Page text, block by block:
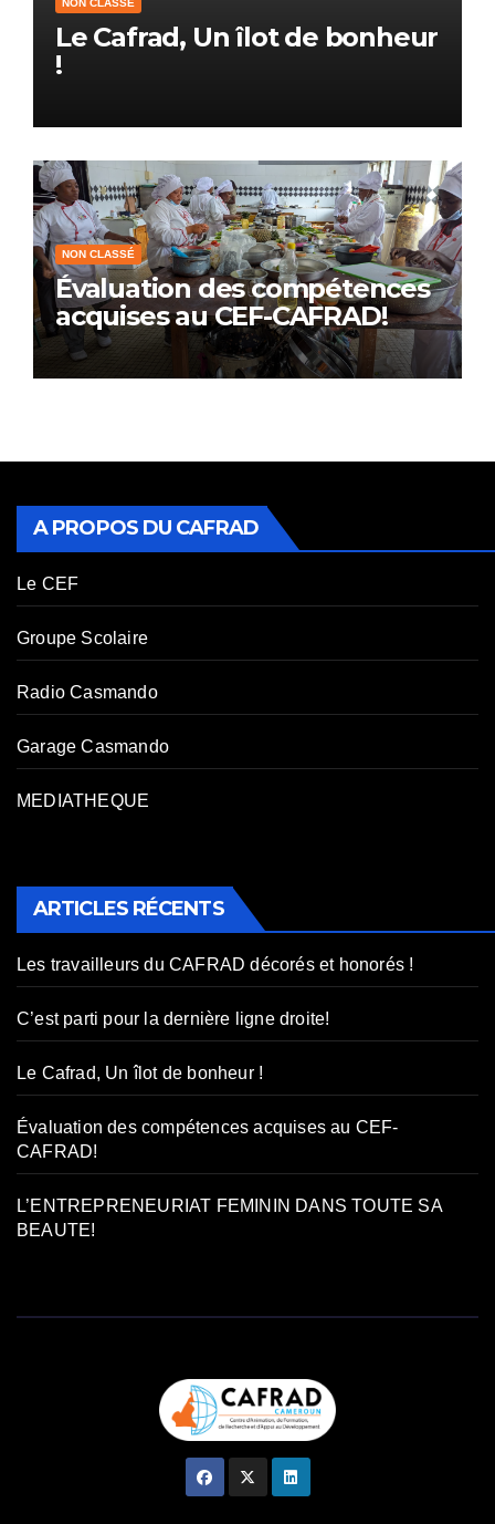
Le Cafrad, Un îlot de bonheur
!
NON CLASSÉ
Évaluation des compétences
acquises au CEF-CAFRAD!
A PROPOS DU CAFRAD
Le CEF
Groupe Scolaire
Radio Casmando
Garage Casmando
MEDIATHEQUE
ARTICLES RÉCENTS
Les travailleurs du CAFRAD décorés et honorés !
C’est parti pour la dernière ligne droite!
Le Cafrad, Un îlot de bonheur !
Évaluation des compétences acquises au CEF-
CAFRAD!
L’ENTREPRENEURIAT FEMININ DANS TOUTE SA
BEAUTE!